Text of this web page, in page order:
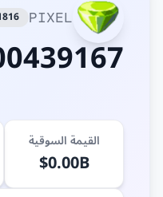
PIXEL
القيمة السوقية
$0.00B